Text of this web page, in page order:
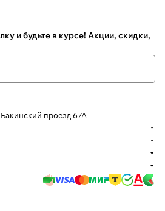
и будьте в курсе! Акции, скидки,
проезд 67А